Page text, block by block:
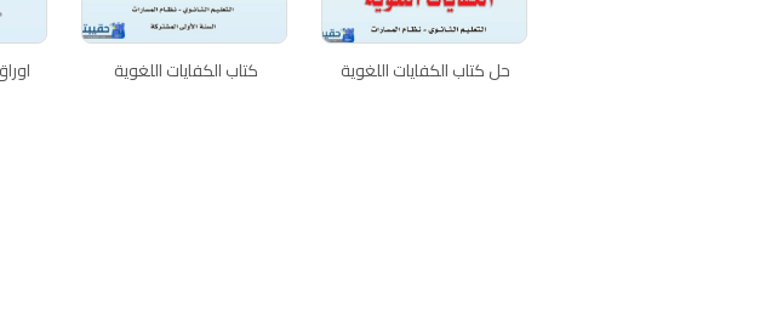
حل كتاب الكفايات اللغوية كتاب الكفايات اللغوية